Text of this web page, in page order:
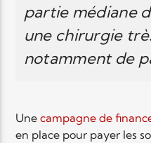
partie médiane
une chirurgie
notamment de
Unecampagne de
en place pour payer les